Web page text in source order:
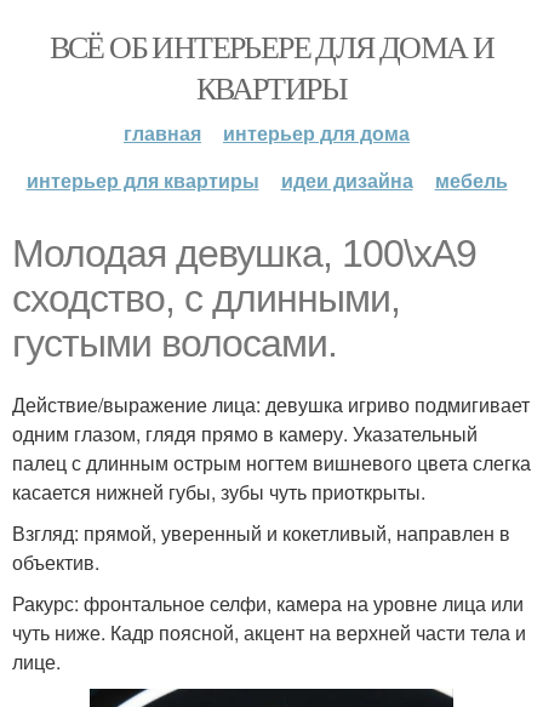
ВСЁ ОБ ИНТЕРЬЕРЕ ДЛЯ ДОМА И
КВАРТИРЫ
главная
интерьер для дома
интерьер для квартиры
идеи дизайна мебель
Молодая девушка, 100\xA9
сходство, с длинными,
густыми волосами.
Действие/выражение лица: девушка игриво подмигивает
одним глазом, глядя прямо в камеру. Указательный
палец с длинным острым ногтем вишневого цвета слегка
касается нижней губы, зубы чуть приоткрыты.
Взгляд: прямой, уверенный и кокетливый, направлен в
объектив.
Ракурс: фронтальное селфи, камера на уровне лица или
чуть ниже. Кадр поясной, акцент на верхней части тела и
лице.